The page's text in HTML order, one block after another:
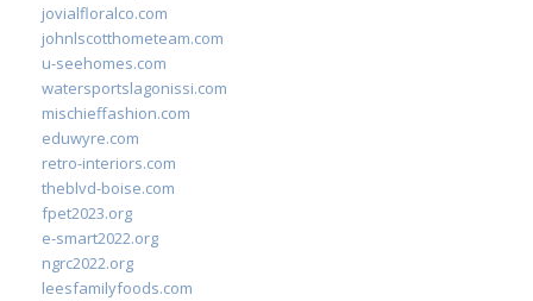
jovialfloralco.com
johnlscotthometeam.com
u-seehomes.com
watersportslagonissi.com
mischieffashion.com
eduwyre.com
retro-interiors.com
theblvd-boise.com
fpet2023.org
e-smart2022.org
ngrc2022.org
leesfamilyfoods.com